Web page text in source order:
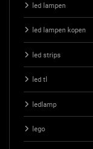
led lampen
led lampen kopen
led strips
led tl
ledlamp
lego